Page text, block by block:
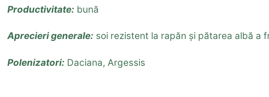
Productivitate: bună
Aprecieri generale: soi rezistent la rapăn și pătarea albă a
Polenizatori: Daciana, Argessis